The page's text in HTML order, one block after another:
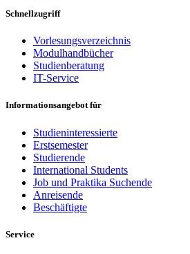
Schnellzugriff
Vorlesungsverzeichnis
Modulhandbücher
Studienberatung
IT-Service
Informationsangebot für
Studieninteressierte
Erstsemester
Studierende
International Students
Job und Praktika Suchende
Anreisende
Beschäftigte
Service